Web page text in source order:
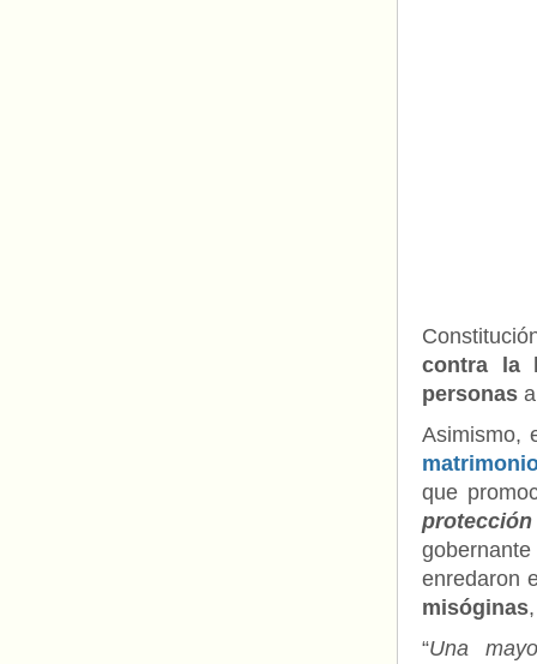
contra la
personas
Asimismo,
que
enredaron
misóginas
“Una